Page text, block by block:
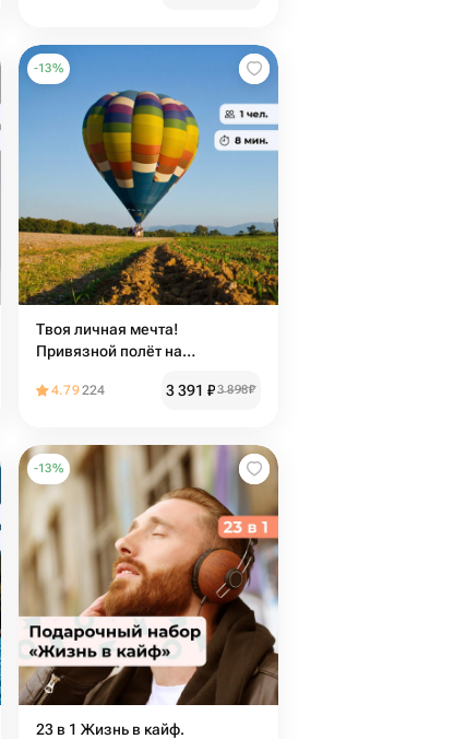
-13%
Твоя личная мечта!
Привязной полёт на
4.79224 3 391 ₽3 898₽
-13%
23 в 1 Жизнь в кайф.